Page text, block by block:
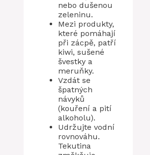
nebo dušenou
zeleninu.
Mezi produkty,
které pomáhají
při zácpě, patří
kiwi, sušené
švestky a
meruňky.
Vzdát se
špatných
návyků
(kouření a pití
alkoholu).
Udržujte vodní
rovnováhu.
Tekutina